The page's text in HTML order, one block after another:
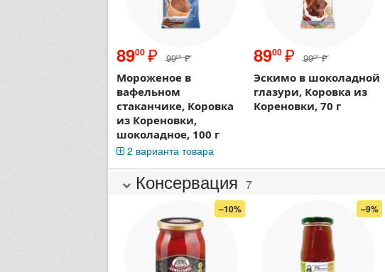
8900 ₽ 9900 ₽
Мороженое в
вафельном
стаканчике, Коровка
из Кореновки,
шоколадное, 100 г
2 варианта товара
8900 ₽ 9900 ₽
Эскимо в шоколадной
глазури, Коровка из
Кореновки, 70 г
Консервация 7
–10% –9%